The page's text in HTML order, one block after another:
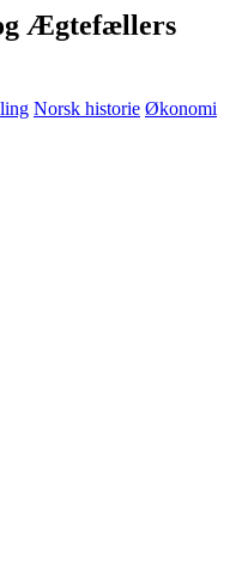
Ægtefællers
Norsk historie Økonomi